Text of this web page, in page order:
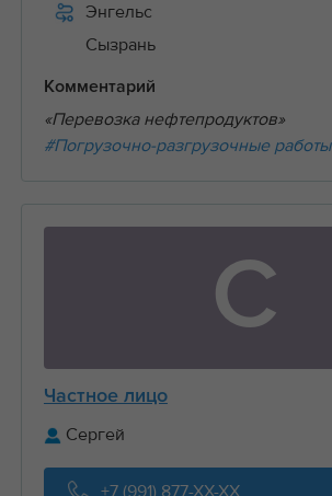
Энгельс
Сызрань
Комментарий
«Перевозка нефтепродуктов»
#Погрузочно-разгрузочные работы
С
Частное лицо
Сергей